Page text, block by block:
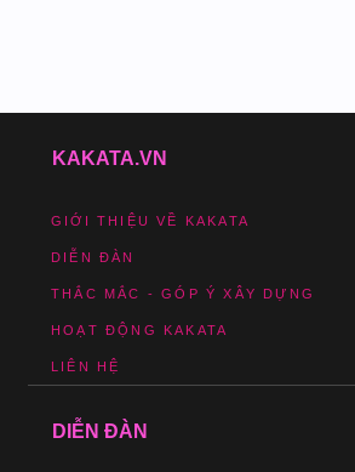
KAKATA.VN
GIỚI THIỆU VỀ KAKATA
DIỄN ĐÀN
THẮC MẮC - GÓP Ý XÂY DỰNG
HOẠT ĐỘNG KAKATA
LIÊN HỆ
DIỄN ĐÀN